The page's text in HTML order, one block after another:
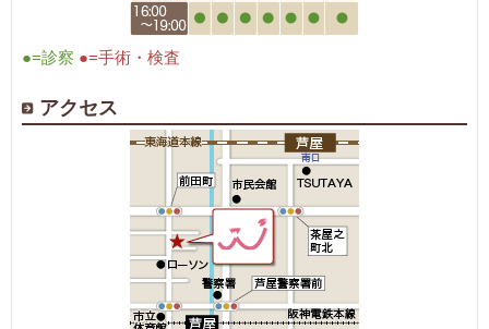
●=診察 ●=手術・検査
アクセス